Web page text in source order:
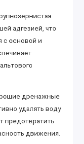
адгезией, что
с основой и
дренажные
удалять воду
предотвратить
движения.